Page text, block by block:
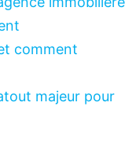
comment
majeur pour